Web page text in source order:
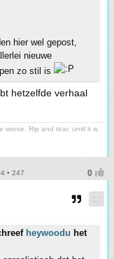
hier wel gepost,
nieuwe
zo stil is
hetzelfde verhaal
worse. Rip and tear, until it is
• 247
heywoodu het